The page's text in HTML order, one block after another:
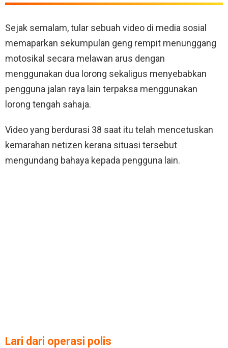
Sejak semalam, tular sebuah video di media sosial
memaparkan sekumpulan geng rempit menunggang
motosikal secara melawan arus dengan
menggunakan dua lorong sekaligus menyebabkan
pengguna jalan raya lain terpaksa menggunakan
lorong tengah sahaja.
Video yang berdurasi 38 saat itu telah mencetuskan
kemarahan netizen kerana situasi tersebut
mengundang bahaya kepada pengguna lain.
Lari dari operasi polis